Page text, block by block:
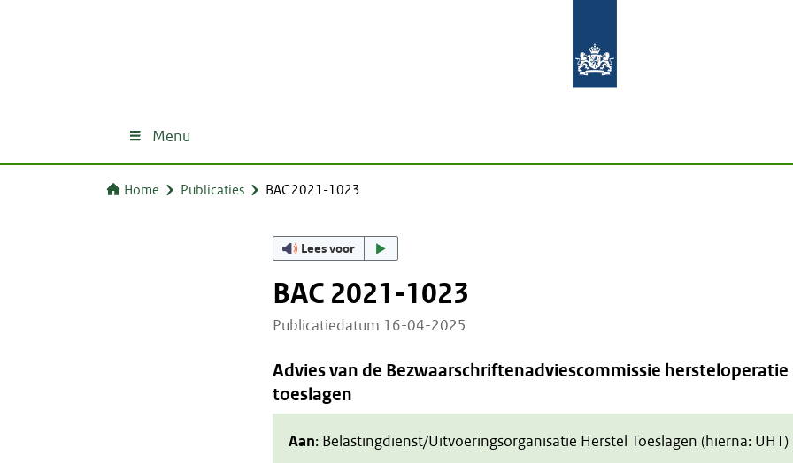
Menu
Home Publicaties BAC 2021-1023
Lees voor
BAC 2021-1023
Publicatiedatum 16-04-2025
Advies van de Bezwaarschriftenadviescommissie hersteloperatie
toeslagen
Aan: Belastingdienst/Uitvoeringsorganisatie Herstel Toeslagen (hierna: UHT)